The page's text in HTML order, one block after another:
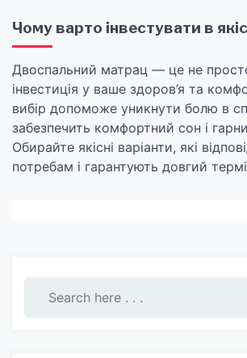
Чому варто інвестувати в
Двоспальний матрац — це не
інвестиція у ваше здоров’я та
вибір допоможе уникнути болю в
забезпечить комфортний сон і
Обирайте якісні варіанти, які
потребам і гарантують довгий